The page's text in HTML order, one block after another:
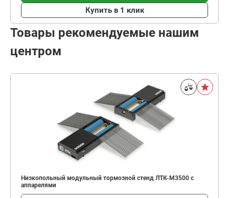
Купить в 1 клик
Товары рекомендуемые нашим
центром
Низкопольный модульный тормозной стенд ЛТК-М3500 с
аппарелями